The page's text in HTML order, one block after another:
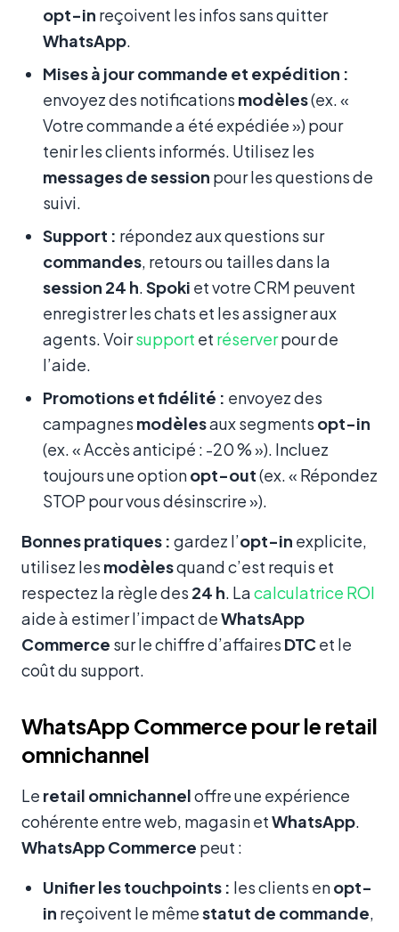
opt-in reçoivent les infos sans quitter
WhatsApp.
Mises à jour commande et expédition :
envoyez des notifications modèles(ex. «
Votre commande a été expédiée ») pour
tenir les clients informés. Utilisez les
messages de session pour les questions de
suivi.
Support : répondez aux questions sur
commandes, retours ou tailles dans la
session 24 h.Spoki et votre CRM peuvent
enregistrer les chats et les assigner aux
agents. Voirsupport et réserverpour de
l’aide.
Promotions et fidélité : envoyez des
campagnes modèlesaux segments opt-in
(ex. « Accès anticipé : -20 % »). Incluez
toujours une optionopt-out(ex. « Répondez
STOP pour vous désinscrire »).
Bonnes pratiques : gardez l’opt-in explicite,
utilisez les modèlesquand c’est requis et
respectez la règle des 24 h. Lacalculatrice ROI
aide à estimer l’impact deWhatsApp
Commerce sur le chiffre d’affaires DTCet le
coût du support.
WhatsApp Commerce pour le retail
omnichannel
Le retail omnichanneloffre une expérience
cohérente entre web, magasin etWhatsApp.
WhatsApp Commerce peut :
Unifier les touchpoints : les clients enopt-
in reçoivent le mêmestatut de commande,